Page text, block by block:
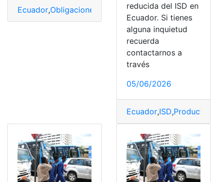
Ecuador,Obligaciones SRI en línea,Tarifa
reducida del ISD en
Ecuador. Si tienes
alguna inquietud
recuerda
contactarnos a
través
05/06/2026
Ecuador,ISD,Productos